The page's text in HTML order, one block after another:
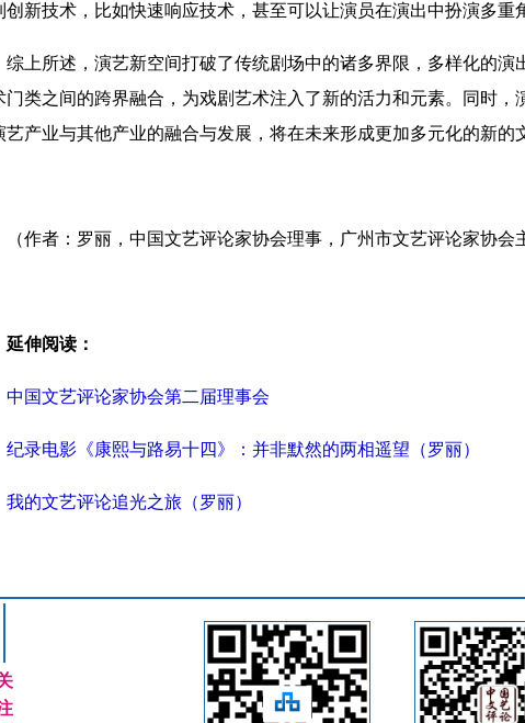
创新技术，比如快速响应技术，甚至可以让演员在演出中扮演多重
综上所述，演艺新空间打破了传统剧场中的诸多界限，多样化的
门类之间的跨界融合，为戏剧艺术注入了新的活力和元素。同时
艺产业与其他产业的融合与发展，将在未来形成更加多元化的新的
（作者：罗丽，中国文艺评论家协会理事，广州市文艺评论家协
延伸阅读：
中国文艺评论家协会第二届理事会
纪录电影《康熙与路易十四》：并非默然的两相遥望（罗丽）
我的文艺评论追光之旅（罗丽）